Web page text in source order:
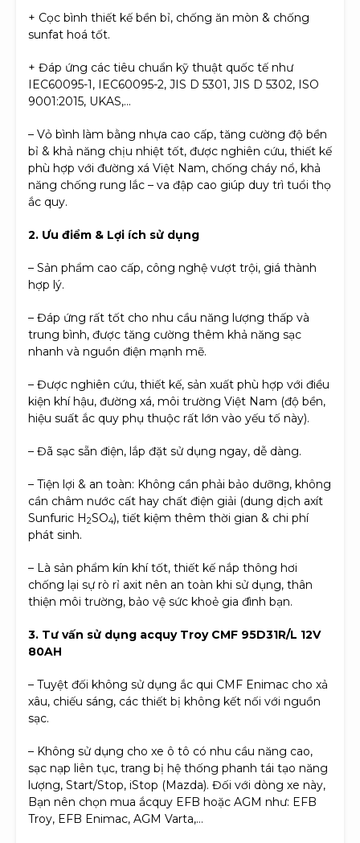
+ Cọc bình thiết kế bền bỉ, chống ăn mòn & chống
sunfat hoá tốt.
+ Đáp ứng các tiêu chuẩn kỹ thuật quốc tế như
IEC60095-1, IEC60095-2, JIS D 5301, JIS D 5302, ISO
9001:2015, UKAS,…
– Vỏ bình làm bằng nhựa cao cấp, tăng cường độ bền
bỉ & khả năng chịu nhiệt tốt, được nghiên cứu, thiết kế
phù hợp với đường xá Việt Nam, chống cháy nổ, khả
năng chống rung lắc – va đập cao giúp duy trì tuổi thọ
ắc quy.
2. Ưu điểm & Lợi ích sử dụng
– Sản phẩm cao cấp, công nghệ vượt trội, giá thành
hợp lý.
– Đáp ứng rất tốt cho nhu cầu năng lượng thấp và
trung bình, được tăng cường thêm khả năng sạc
nhanh và nguồn điện mạnh mẽ.
– Được nghiên cứu, thiết kế, sản xuất phù hợp với điều
kiện khí hậu, đường xá, môi trường Việt Nam (độ bền,
hiệu suất ắc quy phụ thuộc rất lớn vào yếu tố này).
– Đã sạc sẵn điện, lắp đặt sử dụng ngay, dễ dàng.
– Tiện lợi & an toàn: Không cần phải bảo dưỡng, không
cần châm nước cất hay chất điện giải (dung dịch axít
Sunfuric H2SO4), tiết kiệm thêm thời gian & chi phí
phát sinh.
– Là sản phẩm kín khí tốt, thiết kế nắp thông hơi
chống lại sự rò rỉ axit nên an toàn khi sử dụng, thân
thiện môi trường, bảo vệ sức khoẻ gia đình bạn.
3. Tư vấn sử dụng acquy Troy CMF 95D31R/L 12V
80AH
– Tuyệt đối không sử dụng ắc qui CMF Enimac cho xả
xâu, chiếu sáng, các thiết bị không kết nối với nguồn
sạc.
– Không sử dụng cho xe ô tô có nhu cầu năng cao,
sạc nạp liên tục, trang bị hệ thống phanh tái tạo năng
lượng, Start/Stop, iStop (Mazda). Đối với dòng xe này,
Bạn nên chọn mua ắcquy EFB hoặc AGM như: EFB
Troy, EFB Enimac, AGM Varta,…